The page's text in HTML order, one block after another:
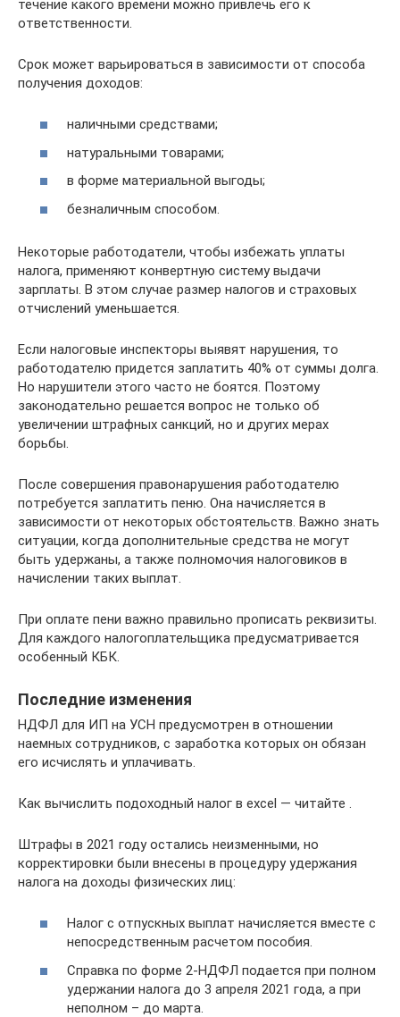
течение какого времени можно привлечь его к
ответственности.
Срок может варьироваться в зависимости от способа
получения доходов:
наличными средствами;
натуральными товарами;
в форме материальной выгоды;
безналичным способом.
Некоторые работодатели, чтобы избежать уплаты
налога, применяют конвертную систему выдачи
зарплаты. В этом случае размер налогов и страховых
отчислений уменьшается.
Если налоговые инспекторы выявят нарушения, то
работодателю придется заплатить 40% от суммы долга.
Но нарушители этого часто не боятся. Поэтому
законодательно решается вопрос не только об
увеличении штрафных санкций, но и других мерах
борьбы.
После совершения правонарушения работодателю
потребуется заплатить пеню. Она начисляется в
зависимости от некоторых обстоятельств. Важно знать
ситуации, когда дополнительные средства не могут
быть удержаны, а также полномочия налоговиков в
начислении таких выплат.
При оплате пени важно правильно прописать реквизиты.
Для каждого налогоплательщика предусматривается
особенный КБК.
Последние изменения
НДФЛ для ИП на УСН предусмотрен в отношении
наемных сотрудников, с заработка которых он обязан
его исчислять и уплачивать.
Как вычислить подоходный налог в excel — читайте .
Штрафы в 2021 году остались неизменными, но
корректировки были внесены в процедуру удержания
налога на доходы физических лиц:
Налог с отпускных выплат начисляется вместе с
непосредственным расчетом пособия.
Справка по форме 2-НДФЛ подается при полном
удержании налога до 3 апреля 2021 года, а при
неполном – до марта.